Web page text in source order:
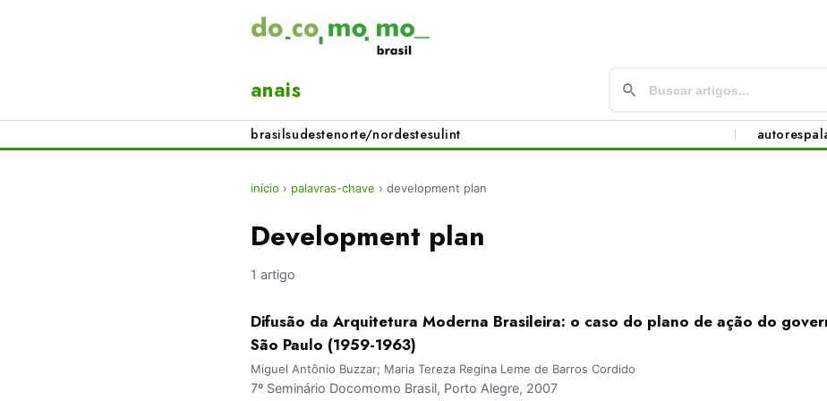
anais
brasilsudestenorte/nordestesulint autores
início › palavras-chave › development plan
Development plan
1 artigo
Difusão da Arquitetura Moderna Brasileira: o caso do plano de ação do
São Paulo (1959-1963)
Miguel Antônio Buzzar; Maria Tereza Regina Leme de Barros Cordido
7º Seminário Docomomo Brasil, Porto Alegre, 2007